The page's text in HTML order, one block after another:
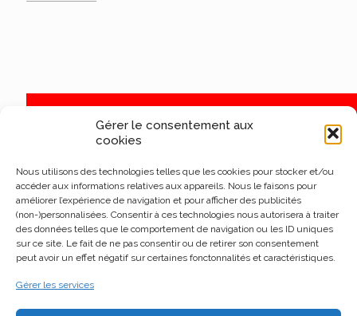
Gérer le consentement aux
cookies
Nous utilisons des technologies telles que les cookies pour stocker et/ou
accéder aux informations relatives aux appareils. Nous le faisons pour
améliorer l’expérience de navigation et pour afficher des publicités
(non-)personnalisées. Consentir à ces technologies nous autorisera à traiter
des données telles que le comportement de navigation ou les ID uniques
sur ce site. Le fait de ne pas consentir ou de retirer son consentement
peut avoir un effet négatif sur certaines fonctonnalités et caractéristiques.
Gérer les services